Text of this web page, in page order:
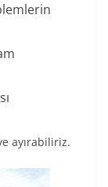
ayırabiliriz.